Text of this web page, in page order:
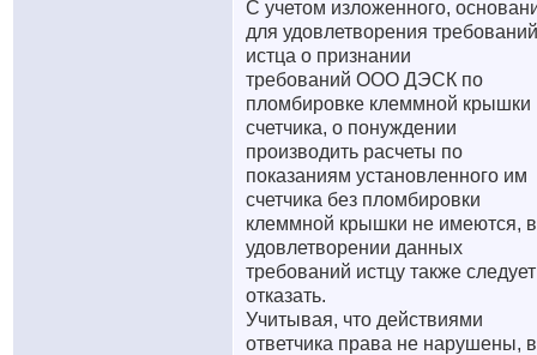
С учетом изложенного,
для удовлетворения требований
истца о признании
требований ООО ДЭСК по
пломбировке клеммной крышки
счетчика, о понуждении
производить расчеты по
показаниям установленного им
счетчика без пломбировки
клеммной крышки не имеются, в
удовлетворении данных
требований истцу также следует
отказать.
Учитывая, что действиями
ответчика права не нарушены, в